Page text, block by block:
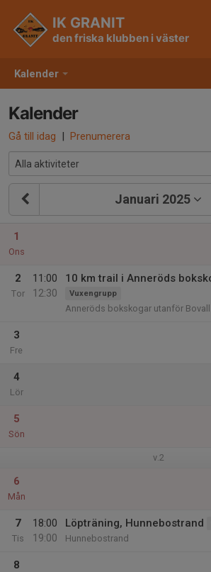
Kalender
IK GRANIT
den friska klubben i väster
Kalender
Gå till idag | Prenumerera
Januari 2025
1
Ons
2
Tor
11:00
12:30
10 km trail i Anneröds
Vuxengrupp
Anneröds bokskogar utanför Bovall
3
Fre
4
Lör
5
Sön
v.2
6
Mån
7
Tis
18:00
19:00
Löpträning, Hunnebostrand
Hunnebostrand
8